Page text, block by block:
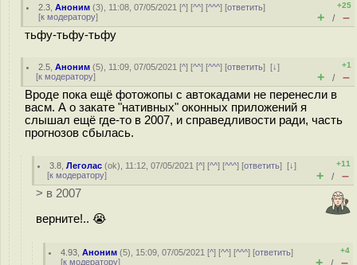
2.3 ,Аноним (3), 11:08, 07/05/2021 [^] [^^] [^^^] [ответить]
[к модератору]
+25
+ / –
тьфу-тьфу-тьфу
2.5 ,Аноним (5), 11:09, 07/05/2021 [^] [^^] [^^^] [ответить][↓]
[к модератору]
+1
+ / –
Вроде пока ещё фотожопы с автокадами не перенесли в
васм. А о закате "нативных" оконных приложений я
слышал ещё где-то в 2007, и справедливости ради, часть
прогнозов сбылась.
3.8 ,Леголас (ok), 11:12, 07/05/2021 [^] [^^] [^^^] [ответить][↓]
[к модератору]
+11
+ / –
> в 2007
верните!.. 😭
4.93 ,Аноним (5), 15:09, 07/05/2021 [^] [^^] [^^^] [ответить]
[к модератору]
+4
+ –